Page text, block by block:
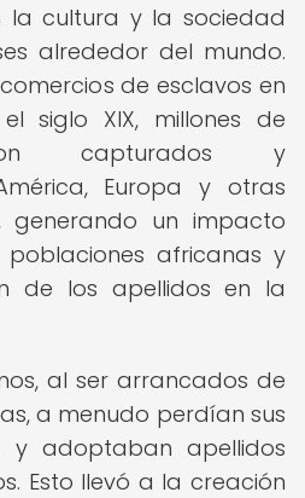
la cultura y la sociedad
alrededor del mundo.
de esclavos en
siglo XIX, millones de
capturados y
Europa y otras
generando un impacto
africanas y
de los apellidos en la
al ser arrancados de
a menudo perdían sus
y adoptaban apellidos
Esto llevó a la creación